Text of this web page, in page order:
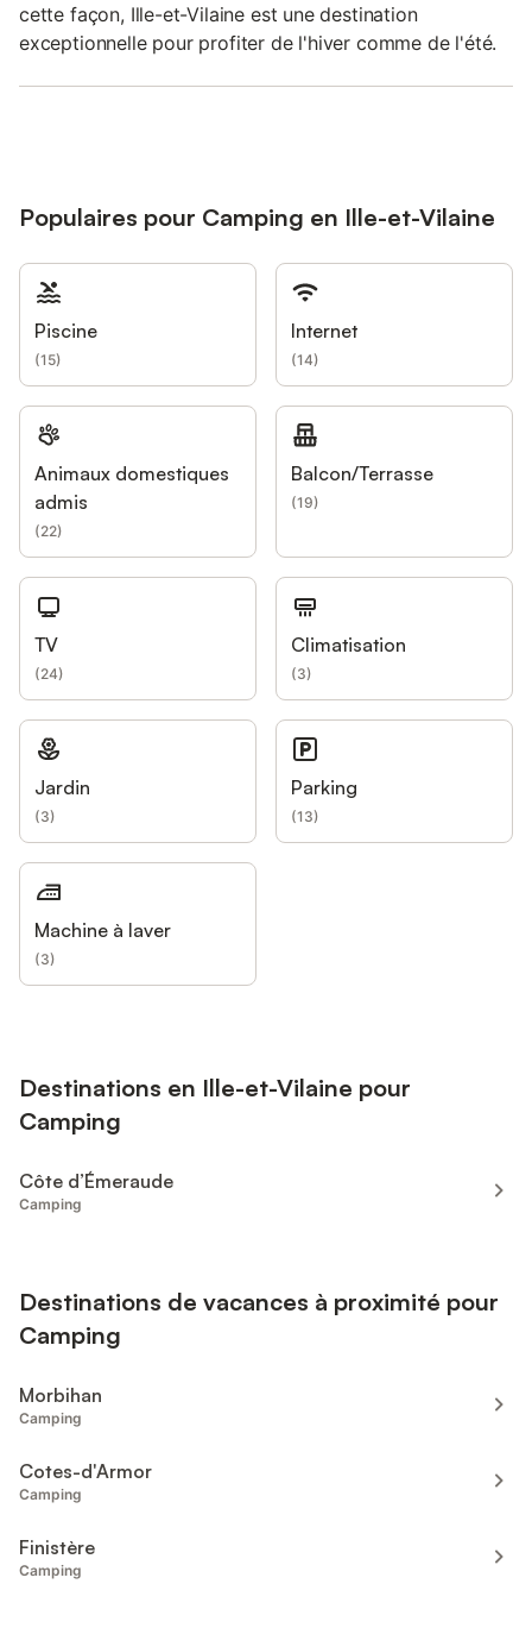
cette façon, Ille-et-Vilaine est une destination
exceptionnelle pour profiter de l'hiver comme de l'été.
Populaires pour Camping en Ille-et-Vilaine
Piscine
(15)
Internet
(14)
Animaux domestiques
admis
(22)
Balcon/Terrasse
(19)
TV
(24)
Climatisation
(3)
Jardin
(3)
Parking
(13)
Machine à laver
(3)
Destinations en Ille-et-Vilaine pour
Camping
Côte d’Émeraude
Camping
Destinations de vacances à proximité pour
Camping
Morbihan
Camping
Cotes-d'Armor
Camping
Finistère
Camping